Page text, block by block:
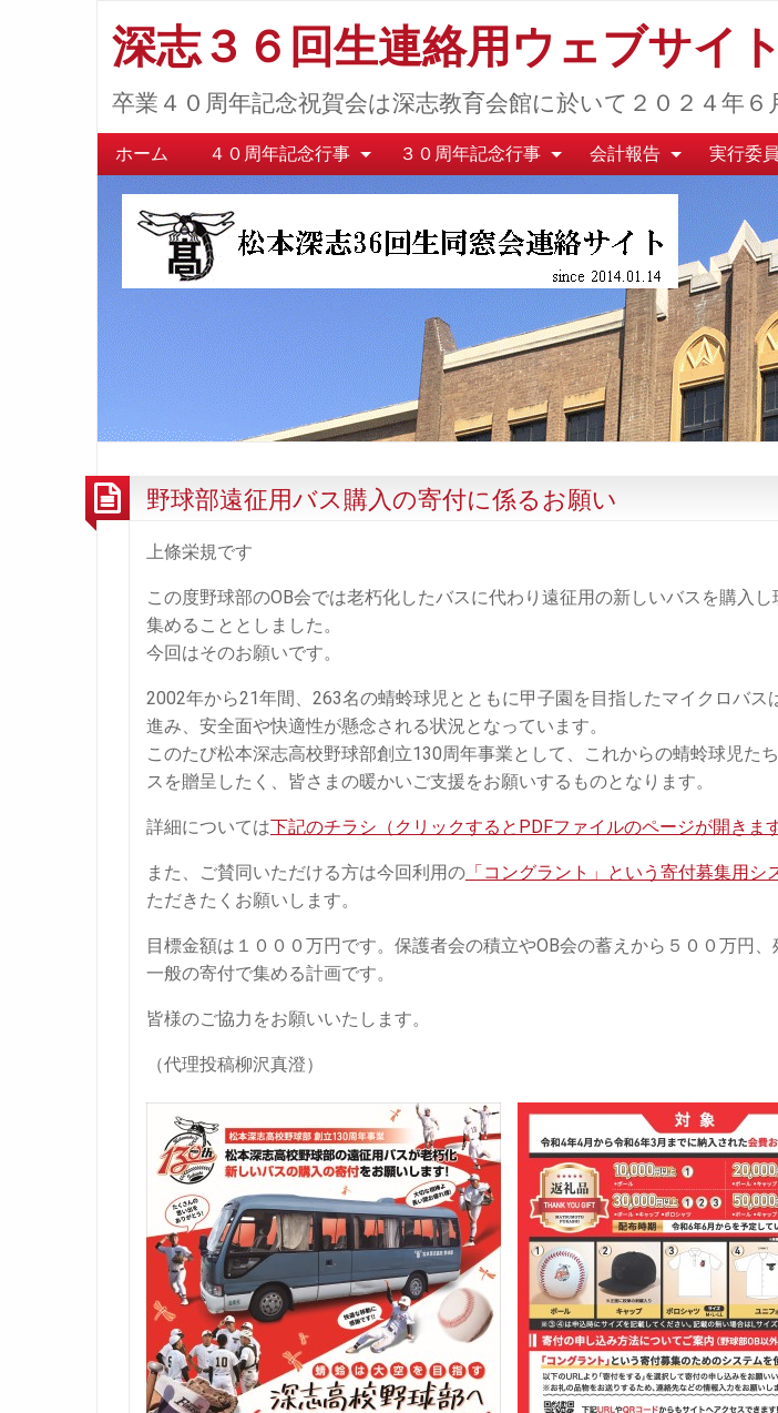
深志３６回生連絡用ウェブサイト
卒業４０周年記念祝賀会は深志教育会館に於いて２０２４年６
ホーム ４０周年記念行事 ３０周年記念行事 会計報告 実行委
野球部遠征用バス購入の寄付に係るお願い
上條栄規です
この度野球部のOB会では老朽化したバスに代わり遠征用の新しいバスを購入
集めることとしました。
今回はそのお願いです。
2002年から21年間、263名の蜻蛉球児とともに甲子園を目指したマイクロバス
進み、安全面や快適性が懸念される状況となっています。
このたび松本深志高校野球部創立130周年事業として、これからの蜻蛉球児た
スを贈呈したく、皆さまの暖かいご支援をお願いするものとなります。
詳細については下記のチラシ（クリックするとPDFファイルのページが開きます
また、ご賛同いただける方は今回利用の 「コングラント」という寄付募集用シ
ただきたくお願いします。
目標金額は１０００万円です。保護者会の積立やOB会の蓄えから５００万円
一般の寄付で集める計画です。
皆様のご協力をお願いいたします。
（代理投稿柳沢真澄）